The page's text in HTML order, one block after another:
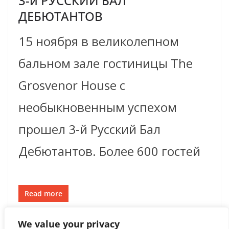
We value your privacy
ДЕБЮТАНТОВ
15 ноября в великолепном
бальном зале гостиницы The
Grosvenor House с
необыкновенным успехом
прошел 3-й Русский Бал
Дебютантов. Более 600 гостей
Read more